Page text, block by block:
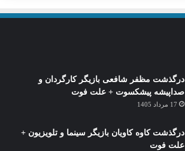
درگذشت مظفر شافعی بازیگر کارگردان و
صداپیشه پیشکسوت + علت فوت
17 مرداد 1405
درگذشت کاوه کاویان بازیگر سینما و تلویزیون +
علت فوت